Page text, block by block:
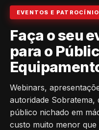
EVENTOS E PATROCÍNIO
Faça o seu
para o
Webinars,
autoridade Sobratema,
público nichado em
custo muito menor